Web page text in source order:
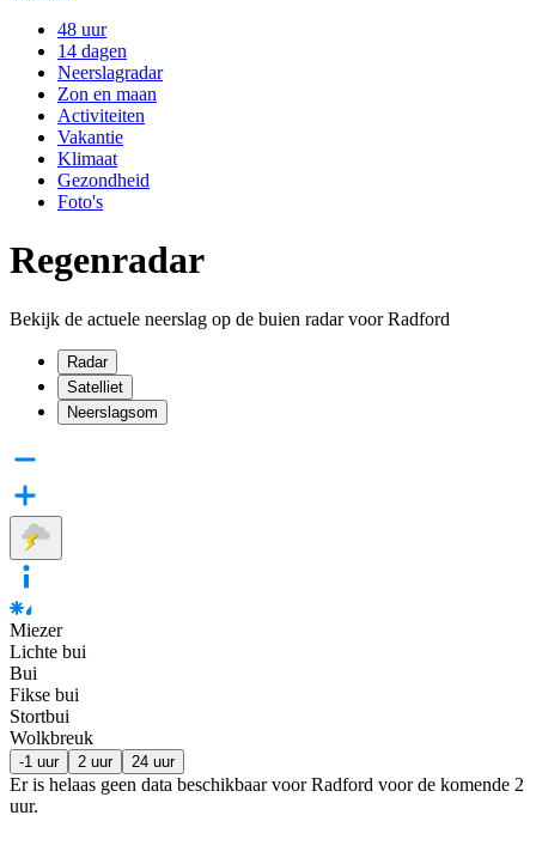
48 uur
14 dagen
Neerslagradar
Zon en maan
Activiteiten
Vakantie
Klimaat
Gezondheid
Foto's
Regenradar
Bekijk de actuele neerslag op de buien radar voor Radford
Radar
Satelliet
Neerslagsom
Miezer
Lichte bui
Bui
Fikse bui
Stortbui
Wolkbreuk
-1 uur 2 uur 24 uur
Er is helaas geen data beschikbaar voor Radford voor de komende 2
uur.